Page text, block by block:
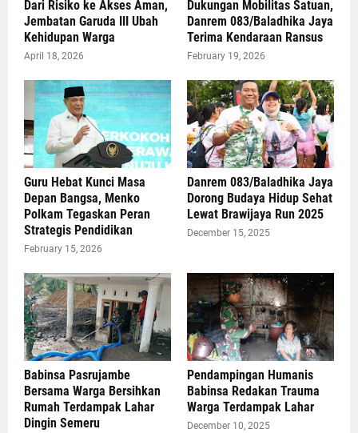
Dari Risiko ke Akses Aman,
Jembatan Garuda III Ubah
Kehidupan Warga
April 18, 2026
Dukungan Mobilitas Satuan,
Danrem 083/Baladhika Jaya
Terima Kendaraan Ransus
February 19, 2026
Guru Hebat Kunci Masa
Depan Bangsa, Menko
Polkam Tegaskan Peran
Strategis Pendidikan
February 15, 2026
Danrem 083/Baladhika Jaya
Dorong Budaya Hidup Sehat
Lewat Brawijaya Run 2025
December 15, 2025
Babinsa Pasrujambe
Bersama Warga Bersihkan
Rumah Terdampak Lahar
Dingin Semeru
Pendampingan Humanis
Babinsa Redakan Trauma
Warga Terdampak Lahar
December 10, 2025